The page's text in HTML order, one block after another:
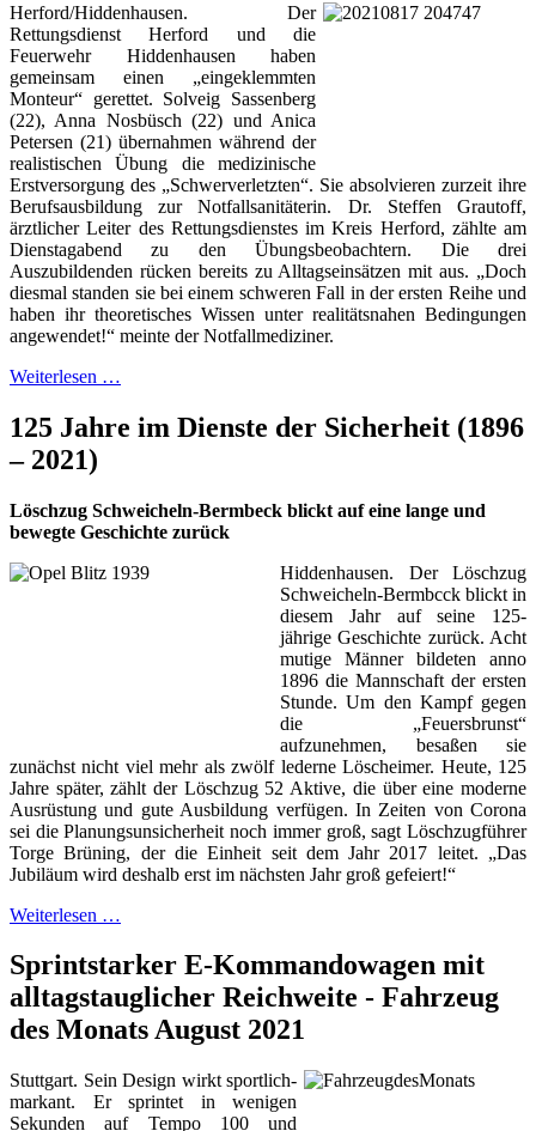
Herford/Hiddenhausen. Der
Rettungsdienst Herford und die
Feuerwehr Hiddenhausen haben
gemeinsam einen „eingeklemmten
Monteur“ gerettet. Solveig Sassenberg
(22), Anna Nosbüsch (22) und Anica
Petersen (21) übernahmen während der
realistischen Übung die medizinische
Erstversorgung des „Schwerverletzten“. Sie absolvieren zurzeit ihre
Berufsausbildung zur Notfallsanitäterin. Dr. Steffen Grautoff,
ärztlicher Leiter des Rettungsdienstes im Kreis Herford, zählte am
Dienstagabend zu den Übungsbeobachtern. Die drei
Auszubildenden rücken bereits zu Alltagseinsätzen mit aus. „Doch
diesmal standen sie bei einem schweren Fall in der ersten Reihe und
haben ihr theoretisches Wissen unter realitätsnahen Bedingungen
angewendet!“ meinte der Notfallmediziner.
Weiterlesen …
125 Jahre im Dienste der Sicherheit (1896
– 2021)
Löschzug Schweicheln-Bermbeck blickt auf eine lange und
bewegte Geschichte zurück
Hiddenhausen. Der Löschzug
Schweicheln-Bermbcck blickt in
diesem Jahr auf seine 125-
jährige Geschichte zurück. Acht
mutige Männer bildeten anno
1896 die Mannschaft der ersten
Stunde. Um den Kampf gegen
die „Feuersbrunst“
aufzunehmen, besaßen sie
zunächst nicht viel mehr als zwölf lederne Löscheimer. Heute, 125
Jahre später, zählt der Löschzug 52 Aktive, die über eine moderne
Ausrüstung und gute Ausbildung verfügen. In Zeiten von Corona
sei die Planungsunsicherheit noch immer groß, sagt Löschzugführer
Torge Brüning, der die Einheit seit dem Jahr 2017 leitet. „Das
Jubiläum wird deshalb erst im nächsten Jahr groß gefeiert!“
Weiterlesen …
Sprintstarker E-Kommandowagen mit
alltagstauglicher Reichweite - Fahrzeug
des Monats August 2021
Stuttgart. Sein Design wirkt sportlich-
markant. Er sprintet in wenigen
Sekunden auf Tempo 100 und